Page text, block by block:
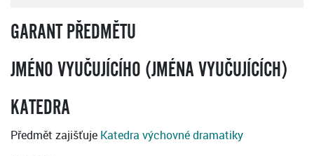
GARANT PŘEDMĚTU
JMÉNO VYUČUJÍCÍHO (JMÉNA VYUČUJÍCÍCH)
KATEDRA
Předmět zajišťuje Katedra výchovné dramatiky